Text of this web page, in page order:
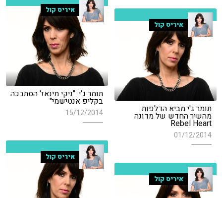
איריס קול
תומר ג'י: "ניקי מינאז' הסתבכה
בקליפ אנטישמי"
15/12/2014
איריס קול
תומר ג'י מביא הדלפות
מהשיר החדש של מדונה
Rebel Heart
01/12/2014
איריס קול
איריס קול